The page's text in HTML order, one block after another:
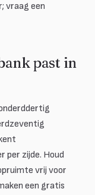
vraag een
past in
zijde. Houd
vrij voor
een gratis